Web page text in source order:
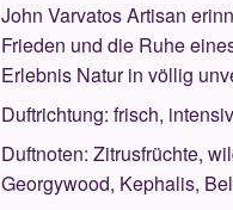
John Varvatos Artisan
Frieden und die Ruhe
Erlebnis Natur in völlig
Duftrichtung: frisch,
Duftnoten: Zitrusfrüchte,
Georgywood, Kephalis,